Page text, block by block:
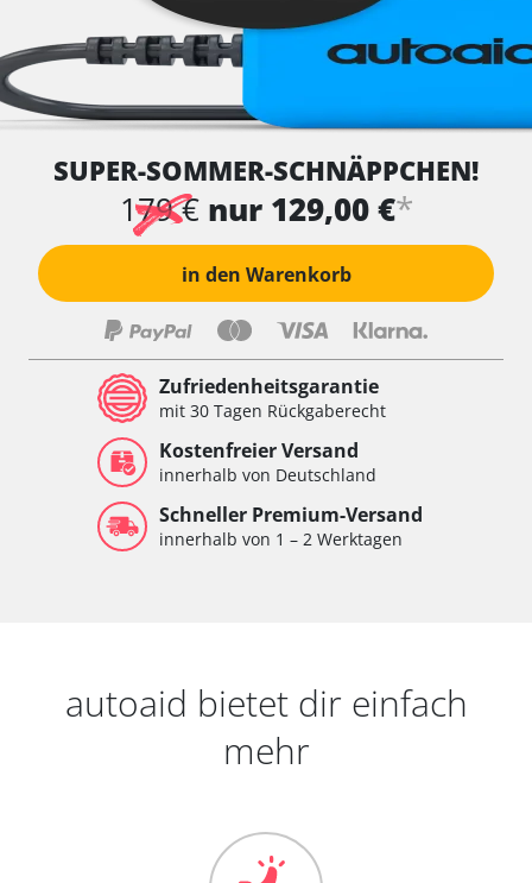
SUPER-SOMMER-SCHNÄPPCHEN!
179 € nur 129,00 €*
in den Warenkorb
Zufriedenheitsgarantie
mit 30 Tagen Rückgaberecht
Kostenfreier Versand
innerhalb von Deutschland
Schneller Premium-Versand
innerhalb von 1 – 2 Werktagen
autoaid bietet dir einfach
mehr